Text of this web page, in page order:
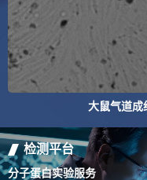
大鼠气道成
检测平台
分子蛋白实验服务